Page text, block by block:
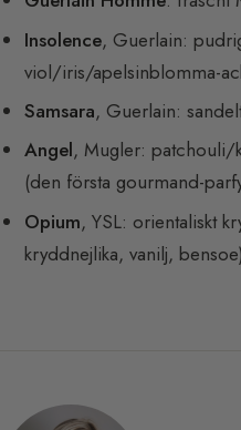
Insolence, Guerlain:
viol/iris/apelsinblomma-
Samsara, Guerlain:
Angel, Mugler: patchouli/
(den första gourmand-
Opium, YSL: orientaliskt
kryddnejlika, vanilj,